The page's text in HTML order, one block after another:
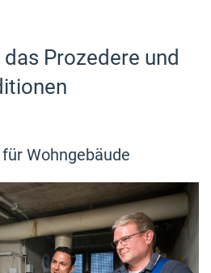
Prozedere und
Wohngebäude